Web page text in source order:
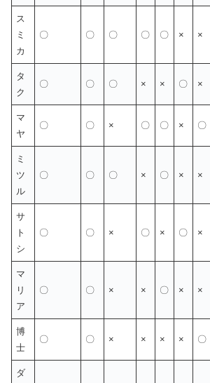
ス
ミ
カ
〇 〇 〇 〇 〇 × ×
タ
ク
〇 〇 〇 × × 〇 ×
マ
ヤ
〇 〇 × 〇 〇 × 〇
ミ
ツ
ル
〇 〇 〇 × 〇 × ×
サ
ト
シ
〇 〇 × 〇 × 〇 ×
マ
リ
ア
〇 〇 × × 〇 × ×
博
士
〇 〇 × × × × 〇
ダ